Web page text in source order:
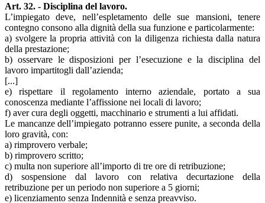
Art. 32. - Disciplina del lavoro.
L’impiegato deve, nell’espletamento delle sue mansioni, tenere
contegno consono alla dignità della sua funzione e particolarmente:
а) svolgere la propria attività con la diligenza richiesta dalla natura
della prestazione;
b) osservare le disposizioni per l’esecuzione e la disciplina del
lavoro impartitogli dall’azienda;
[...]
e) rispettare il regolamento interno aziendale, portato a sua
conoscenza mediante l’affissione nei locali di lavoro;
f) aver cura degli oggetti, macchinario e strumenti a lui affidati.
Le mancanze dell’impiegato potranno essere punite, a seconda della
loro gravità, con:
а) rimprovero verbale;
b) rimprovero scritto;
c) multa non superiore all’importo di tre ore di retribuzione;
d) sospensione dal lavoro con relativa decurtazione della
retribuzione per un periodo non superiore a 5 giorni;
e) licenziamento senza Indennità e senza preavviso.